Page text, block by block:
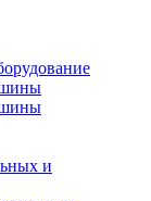
и